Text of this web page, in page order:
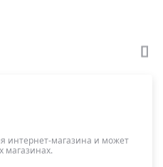
интернет-магазина и может
магазинах.